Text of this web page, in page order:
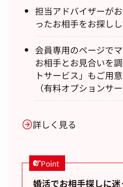
担当アドバイザーが
ったお相手をお探し
会員専用のページで
お相手とお見合いを
トサービス」もご用意
（有料オプションサ
詳しく見る
Point
婚活でお相手探しに